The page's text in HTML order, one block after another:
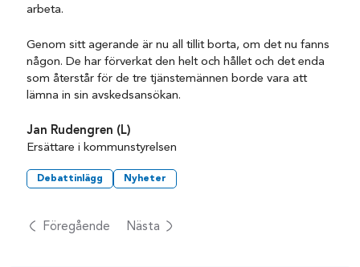
arbeta.
Genom sitt agerande är nu all tillit borta, om det nu fanns
någon. De har förverkat den helt och hållet och det enda
som återstår för de tre tjänstemännen borde vara att
lämna in sin avskedsansökan.
Jan Rudengren (L)
Ersättare i kommunstyrelsen
Debattinlägg Nyheter
Föregående Nästa